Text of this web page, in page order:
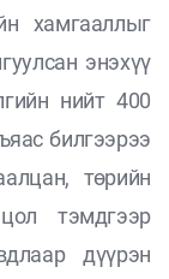
хамгааллыг
энэхүү
нийт 400
билгээрээ
төрийн
тэмдгээр
дүүрэн